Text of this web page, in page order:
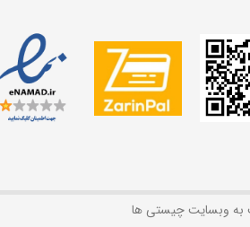
به وبسایت چیستی ها